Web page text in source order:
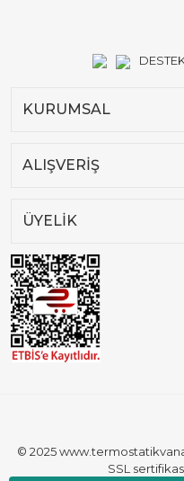
KURUMSAL
ALIŞVERİŞ
ÜYELİK
© 2025
SSL